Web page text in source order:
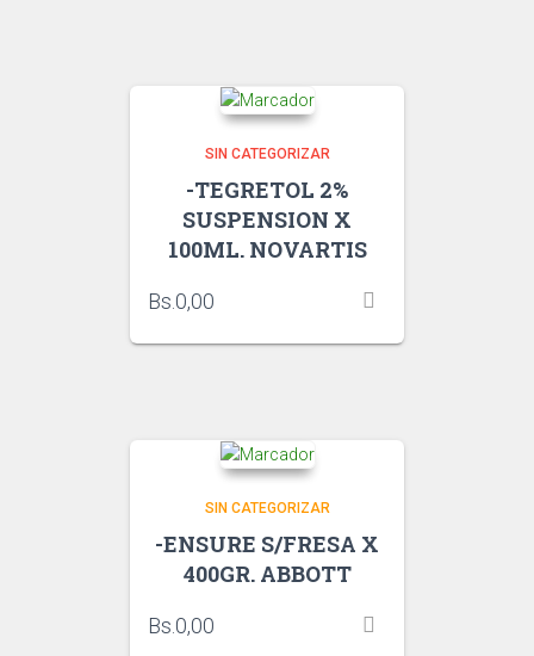
SIN CATEGORIZAR
-TEGRETOL 2%
SUSPENSION X
100ML. NOVARTIS
Bs. 0,00
SIN CATEGORIZAR
-ENSURE S/FRESA X
400GR. ABBOTT
Bs. 0,00